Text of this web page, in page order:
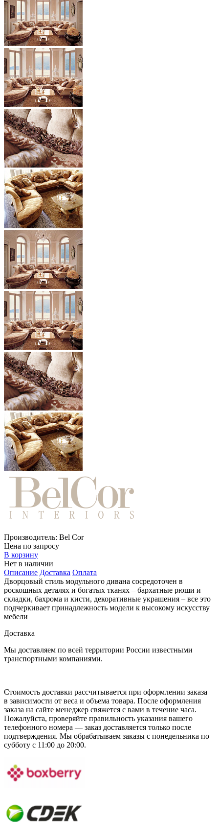
Производитель: Bel Cor
Цена по запросу
В корзину
Нет в наличии
Описание Доставка Оплата
Дворцовый стиль модульного дивана сосредоточен в
роскошных деталях и богатых тканях – бархатные рюши и
складки, бахрома и кисти, декоративные украшения – все это
подчеркивает принадлежность модели к высокому искусству
мебели
Доставка
Мы доставляем по всей территории России известными
транспортными компаниями.
Стоимость доставки рассчитывается при оформлении заказа
в зависимости от веса и объема товара. После оформления
заказа на сайте менеджер свяжется с вами в течение часа.
Пожалуйста, проверяйте правильность указания вашего
телефонного номера — заказ доставляется только после
подтверждения. Мы обрабатываем заказы с понедельника по
субботу с 11:00 до 20:00.